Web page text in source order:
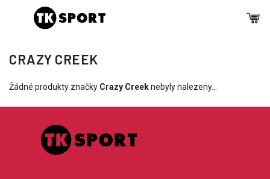
CRAZY CREEK
Žádné produkty značky Crazy Creeknebyly nalezeny...